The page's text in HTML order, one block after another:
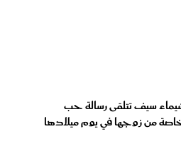
سيف تتلقى رسالة حب
من زوجها في يوم ميلادها